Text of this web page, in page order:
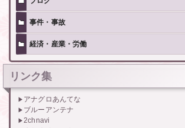
事件・事故
経済・産業・労働
リンク集
アナグロあんてな
ブルーアンテナ
2chnavi